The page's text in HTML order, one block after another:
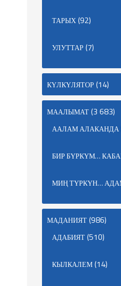
ТАРЫХ(92)
УЛУТТАР(7)
КҮЛКҮЛЯТОР(14)
МААЛЫМАТ(3 683)
ААЛАМ АЛАКАНДА
БИР БҮРКҮМ…
МИҢ ТҮРКҮН…
МАДАНИЯТ(986)
АДАБИЯТ(510)
КЫЛКАЛЕМ(14)